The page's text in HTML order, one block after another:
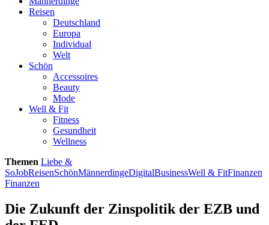
Reisen
Deutschland
Europa
Individual
Welt
Schön
Accessoires
Beauty
Mode
Well & Fit
Fitness
Gesundheit
Wellness
Themen Liebe &
SoJobReisenSchönMännerdingeDigitalBusinessWell & FitFinanzen
Finanzen
Die Zukunft der Zinspolitik der EZB und